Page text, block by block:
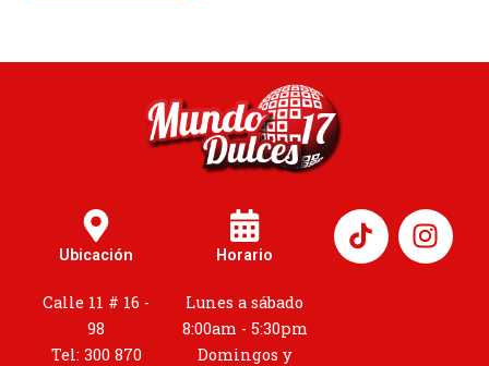
Ubicación
Calle 11 # 16 -
98
Tel: 300 870
Horario
Lunes a sábado
8:00am - 5:30pm
Domingos y
I
n
s